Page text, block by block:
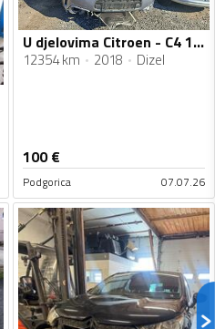
U djelovima Citroen - C4 16 hdi
12354 km 2018 Dizel
100€
Podgorica 07.07.26